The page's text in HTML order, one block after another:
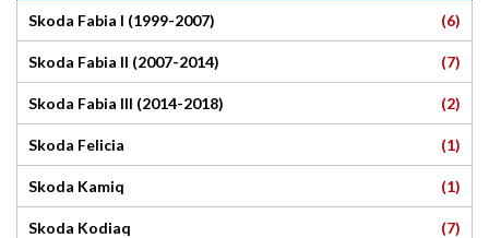
Skoda Fabia I (1999-2007) (6)
Skoda Fabia II (2007-2014) (7)
Skoda Fabia III (2014-2018) (2)
Skoda Felicia (1)
Skoda Kamiq (1)
Skoda Kodiaq (7)